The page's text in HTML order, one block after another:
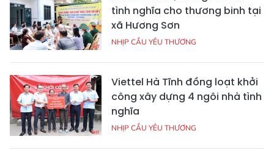
tình nghĩa cho thương binh tại
xã Hương Sơn
NHỊP CẦU YÊU THƯƠNG
Viettel Hà Tĩnh đồng loạt khởi
công xây dựng 4 ngôi nhà tình
nghĩa
NHỊP CẦU YÊU THƯƠNG